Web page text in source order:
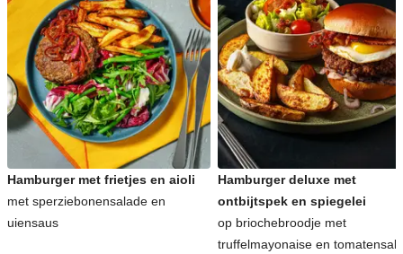
Makkelijke recepten voor avondeten
Snelle recepten voor avondeten
Koreaanse recepten voor avondeten
Hamburger met frietjes en aioli
met sperziebonensalade en
uiensaus
Hamburger deluxe met
ontbijtspek en spiegelei
op briochebroodje met
truffelmayonaise en